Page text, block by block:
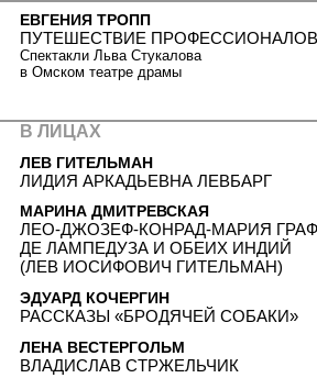
ЕВГЕНИЯ ТРОПП
ПУТЕШЕСТВИЕ ПРОФЕССИОНАЛОВ
Спектакли Льва Стукалова
в Омском театре драмы
В ЛИЦАХ
ЛЕВ ГИТЕЛЬМАН
ЛИДИЯ АРКАДЬЕВНА ЛЕВБАРГ
МАРИНА ДМИТРЕВСКАЯ
ЛЕО-ДЖОЗЕФ-КОНРАД-МАРИЯ ГРАФ
ДЕ ЛАМПЕДУЗА И ОБЕИХ ИНДИЙ
(ЛЕВ ИОСИФОВИЧ ГИТЕЛЬМАН)
ЭДУАРД КОЧЕРГИН
РАССКАЗЫ «БРОДЯЧЕЙ СОБАКИ»
ЛЕНА ВЕСТЕРГОЛЬМ
ВЛАДИСЛАВ СТРЖЕЛЬЧИК